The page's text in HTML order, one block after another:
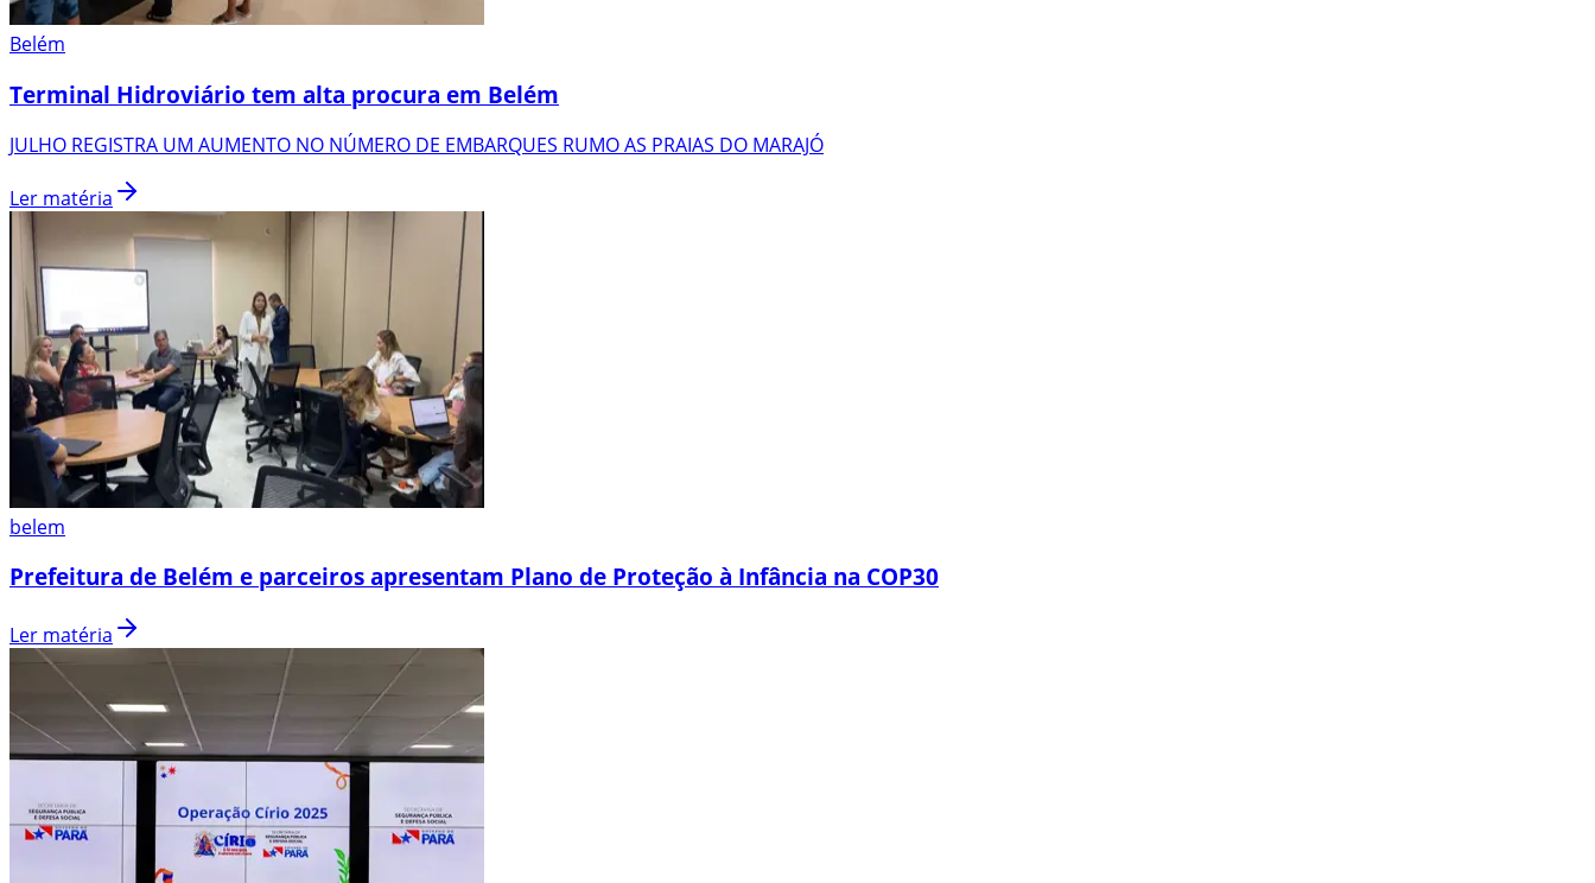
Belém
Terminal Hidroviário tem alta procura em Belém
JULHO REGISTRA UM AUMENTO NO NÚMERO DE EMBARQUES RUMO AS PRAIAS DO MARAJÓ
Ler matéria
belem
Prefeitura de Belém e parceiros apresentam Plano de Proteção à Infância na COP30
Ler matéria